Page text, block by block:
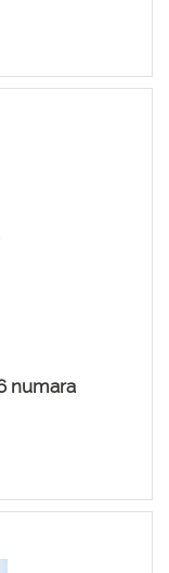
numara